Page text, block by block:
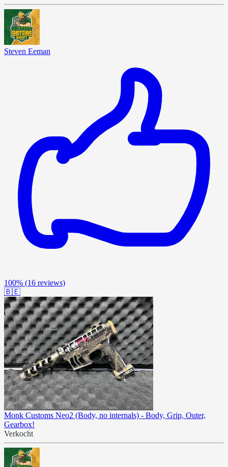
Steven Eeman
100% (16 reviews)
🇧🇪
Monk Customs Neo2 (Body, no internals) - Body, Grip, Outer,
Gearbox!
Verkocht